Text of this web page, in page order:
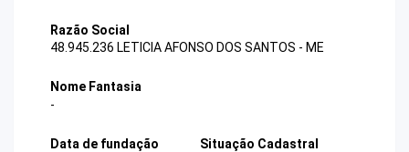
Razão Social
48.945.236 LETICIA AFONSO DOS SANTOS - ME
Nome Fantasia
-
Data de fundação
Situação Cadastral